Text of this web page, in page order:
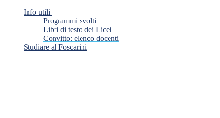
Info utili
Programmi svolti
Libri di testo dei Licei
Convitto: elenco docenti
Studiare al Foscarini